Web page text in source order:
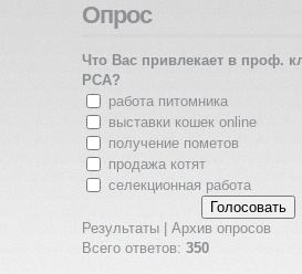
Опрос
Что Вас привлекает в проф.
PCA?
работа питомника
выставки кошек online
получение пометов
продажа котят
селекционная работа
Результаты
Архив опросов
Всего ответов: 350